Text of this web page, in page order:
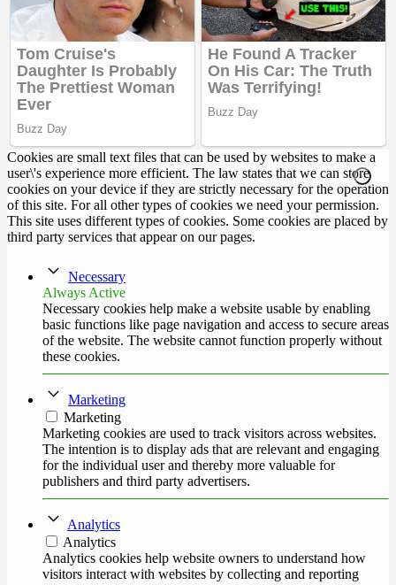
Cookies are small text files that can be used by websites to make a
user\'s experience more efficient. The law states that we can store
cookies on your device if they are strictly necessary for the operation
of this site. For all other types of cookies we need your permission.
This site uses different types of cookies. Some cookies are placed by
third party services that appear on our pages.
Necessary
Always Active
Necessary cookies help make a website usable by enabling
basic functions like page navigation and access to secure areas
of the website. The website cannot function properly without
these cookies.
Marketing
Marketing
Marketing cookies are used to track visitors across websites.
The intention is to display ads that are relevant and engaging
for the individual user and thereby more valuable for
publishers and third party advertisers.
Analytics
Analytics
Analytics cookies help website owners to understand how
visitors interact with websites by collecting and reporting